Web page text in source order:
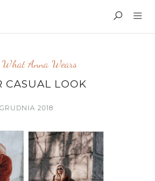
What Anna Wears
CASUAL LOOK
2018